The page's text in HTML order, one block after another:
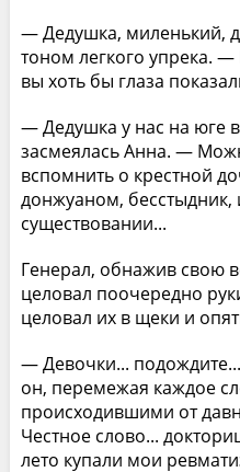
— Дедушка, миленький,
тоном легкого упрека.
вы хоть бы глаза
— Дедушка у нас на юге
засмеялась Анна. —
вспомнить о крестной
донжуаном,
существовании...
Генерал, обнажив свою
целовал поочередно
целовал их в щеки и
— Девочки...
он, перемежая каждое
происходившими от
Честное слово...
лето купали мои